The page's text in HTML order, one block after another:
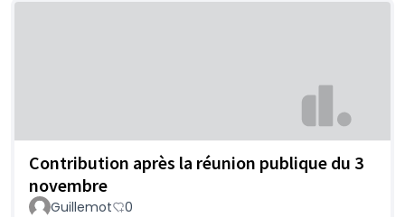
Contribution après la réunion publique du 3
novembre
Guillemot 0